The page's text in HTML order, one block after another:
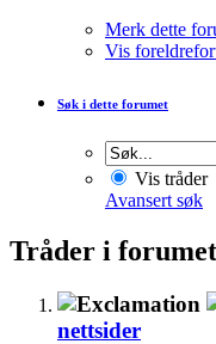
Merk dette
Vis
Søk i dette forumet
Vis tråder
Avansert søk
Tråder i forumet
nettsider